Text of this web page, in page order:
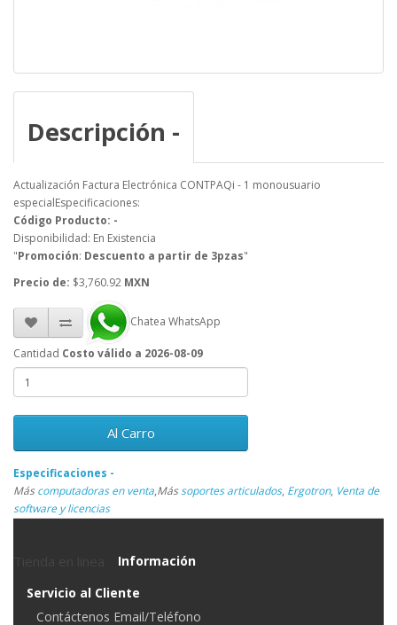
Descripción -
Actualización Factura Electrónica CONTPAQi - 1 monousuario
especialEspecificaciones:
Código Producto: -
Disponibilidad: En Existencia
"Promoción: Descuento a partir de 3pzas"
Precio de: $3,760.92 MXN
Chatea WhatsApp
Cantidad Costo válido a 2026-08-09
Al Carro
Especificaciones -
Máscomputadoras en venta,Mássoportes articulados, Ergotron, Venta de
software y licencias
Información
Servicio al Cliente
Contáctenos Email/Teléfono